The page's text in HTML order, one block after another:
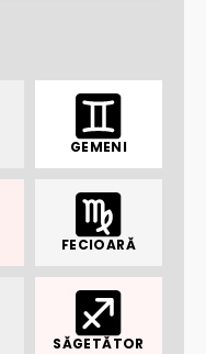
GEMENI
FECIOARĂ
SĂGETĂTOR